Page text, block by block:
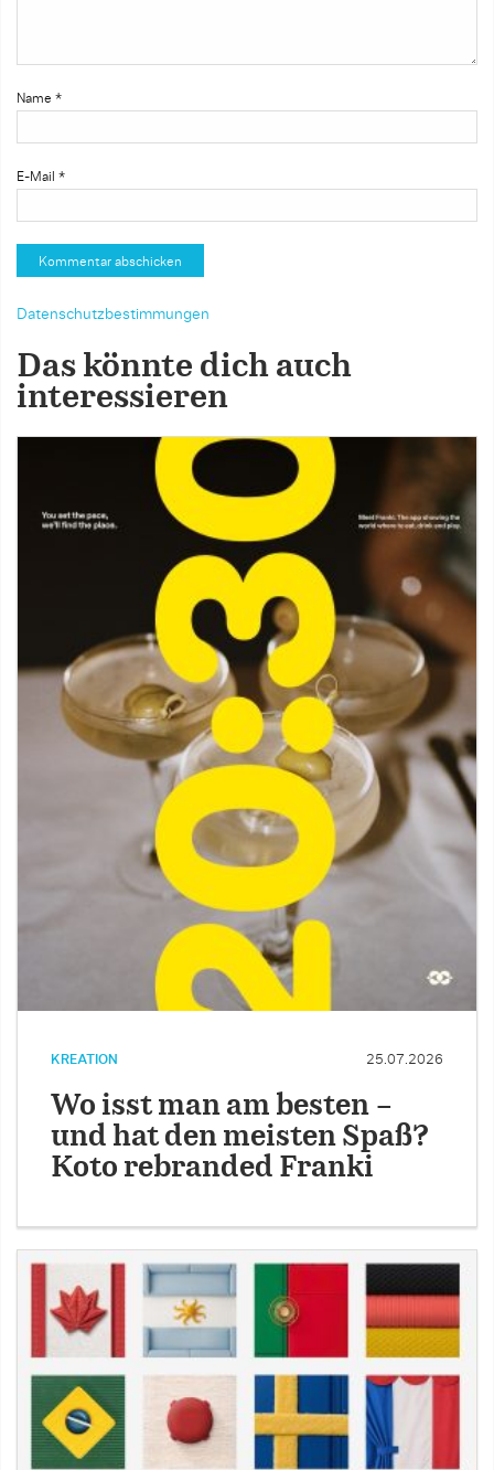
Name *
E-Mail *
Datenschutzbestimmungen
Das könnte dich auch
interessieren
KREATION 25.07.2026
Wo isst man am besten –
und hat den meisten Spaß?
Koto rebranded Franki